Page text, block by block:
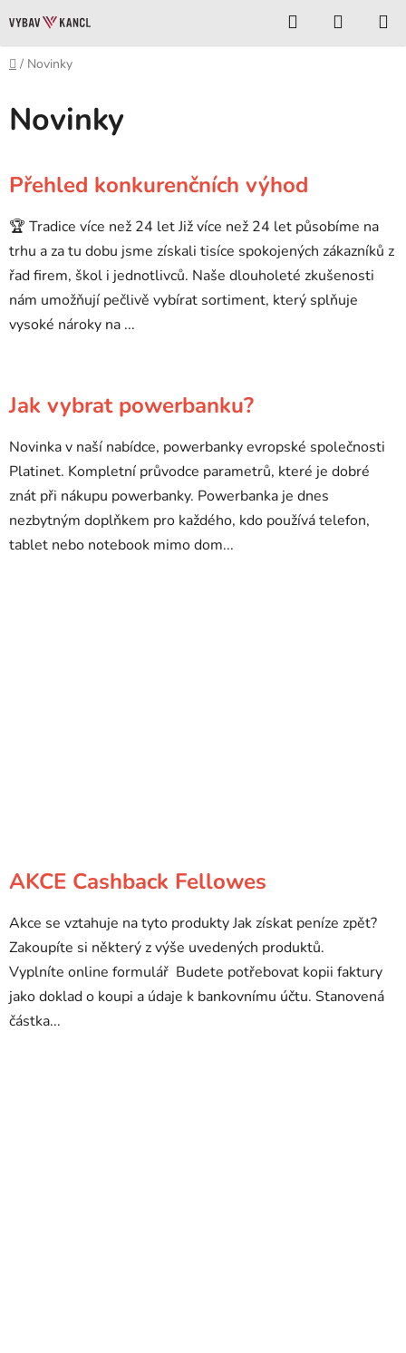
na
obsah
Hledat
KOŠÍK
Domů
/ Novinky
Novinky
ý
p
i
s
č
l
á
ů
Přehled konkurenčních výhod
🏆 Tradice více než 24 let Již více než 24 let působíme na
trhu a za tu dobu jsme získali tisíce spokojených zákazníků z
řad firem, škol i jednotlivců. Naše dlouholeté zkušenosti
nám umožňují pečlivě vybírat sortiment, který splňuje
vysoké nároky na ...
Jak vybrat powerbanku?
Novinka v naší nabídce, powerbanky evropské společnosti
Platinet. Kompletní průvodce parametrů, které je dobré
znát při nákupu powerbanky. Powerbanka je dnes
nezbytným doplňkem pro každého, kdo používá telefon,
tablet nebo notebook mimo dom...
AKCE Cashback Fellowes
Akce se vztahuje na tyto produkty Jak získat peníze zpět?
Zakoupíte si některý z výše uvedených produktů.
Vyplníte online formulář Budete potřebovat kopii faktury
jako doklad o koupi a údaje k bankovnímu účtu. Stanovená
částka...